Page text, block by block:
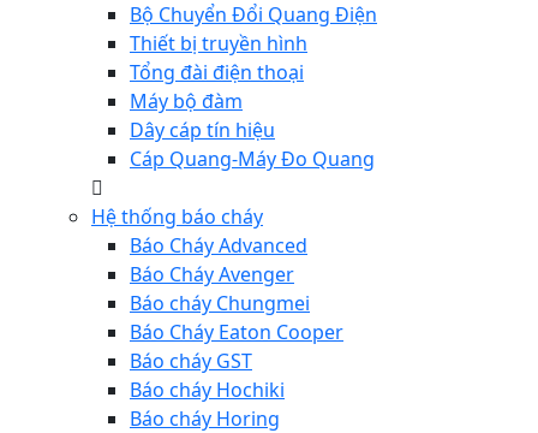
Bộ Chuyển Đổi Quang Điện
Thiết bị truyền hình
Tổng đài điện thoại
Máy bộ đàm
Dây cáp tín hiệu
Cáp Quang-Máy Đo Quang
Hệ thống báo cháy
Báo Cháy Advanced
Báo Cháy Avenger
Báo cháy Chungmei
Báo Cháy Eaton Cooper
Báo cháy GST
Báo cháy Hochiki
Báo cháy Horing